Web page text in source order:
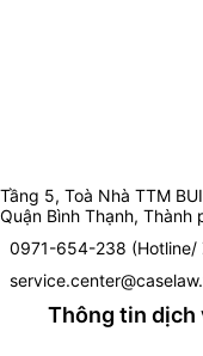
Tầng 5, Toà Nhà TTM
Quận Bình Thạnh, Thành
0971-654-238 (Hotline/
Thông tin dịch